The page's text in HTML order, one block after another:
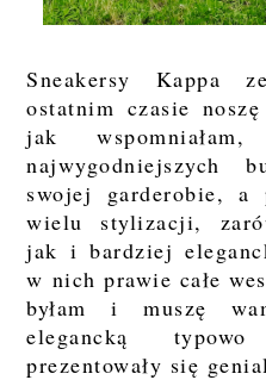
Sneakersy Kappa
ostatnim czasie
jak
swojej garderobie,
wielu stylizacji,
jak i bardziej
w nich prawie całe
byłam i muszę
elegancką
prezentowały się